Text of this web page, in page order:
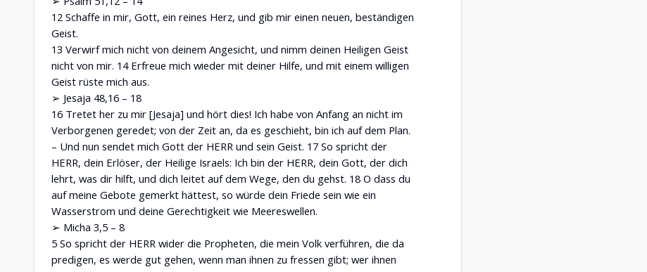
12 Schaffe in mir, Gott, ein reines Herz, und gib mir einen neuen, beständigen
Geist.
13 Verwirf mich nicht von deinem Angesicht, und nimm deinen Heiligen Geist
nicht von mir. 14 Erfreue mich wieder mit deiner Hilfe, und mit einem willigen
Geist rüste mich aus.
➢ Jesaja 48,16 – 18
16 Tretet her zu mir [Jesaja] und hört dies! Ich habe von Anfang an nicht im
Verborgenen geredet; von der Zeit an, da es geschieht, bin ich auf dem Plan.
– Und nun sendet mich Gott der HERR und sein Geist. 17 So spricht der
HERR, dein Erlöser, der Heilige Israels: Ich bin der HERR, dein Gott, der dich
lehrt, was dir hilft, und dich leitet auf dem Wege, den du gehst. 18 O dass du
auf meine Gebote gemerkt hättest, so würde dein Friede sein wie ein
Wasserstrom und deine Gerechtigkeit wie Meereswellen.
➢ Micha 3,5 – 8
5 So spricht der HERR wider die Propheten, die mein Volk verführen, die da
predigen, es werde gut gehen, wenn man ihnen zu fressen gibt; wer ihnen